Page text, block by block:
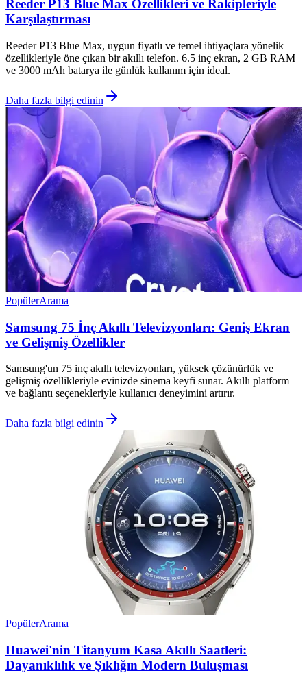
Reeder P13 Blue Max Özellikleri ve Rakipleriyle
Karşılaştırması
Reeder P13 Blue Max, uygun fiyatlı ve temel ihtiyaçlara yönelik
özellikleriyle öne çıkan bir akıllı telefon. 6.5 inç ekran, 2 GB RAM
ve 3000 mAh batarya ile günlük kullanım için ideal.
Daha fazla bilgi edinin
PopülerArama
Samsung 75 İnç Akıllı Televizyonları: Geniş Ekran
ve Gelişmiş Özellikler
Samsung'un 75 inç akıllı televizyonları, yüksek çözünürlük ve
gelişmiş özellikleriyle evinizde sinema keyfi sunar. Akıllı platform
ve bağlantı seçenekleriyle kullanıcı deneyimini artırır.
Daha fazla bilgi edinin
PopülerArama
Huawei'nin Titanyum Kasa Akıllı Saatleri:
Dayanıklılık ve Şıklığın Modern Buluşması